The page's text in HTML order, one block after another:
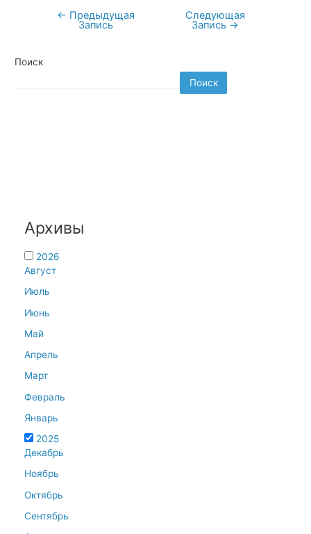
Навигация
← Предыдущая
Запись
Следующая
Запись →
Поиск
Поиск
Архивы
2026
Август
Июль
Июнь
Май
Апрель
Март
Февраль
Январь
2025
Декабрь
Ноябрь
Октябрь
Сентябрь